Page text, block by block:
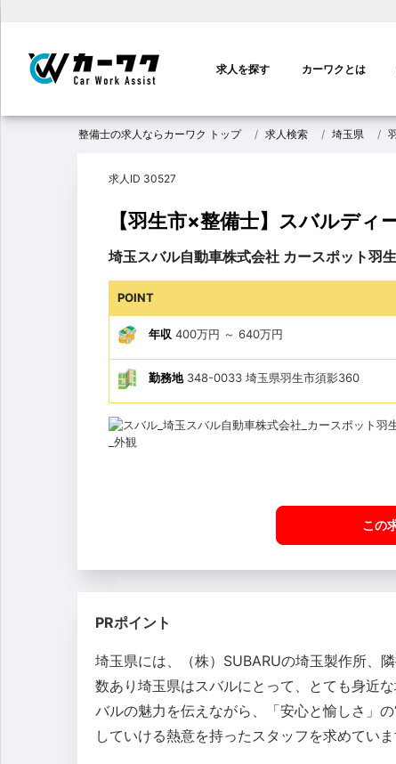
ン
ビ
ゲ
ン
求人を探す カーワクとは
整備士の求人ならカーワク トップ 求人検索 埼玉県
求人ID 30527
【羽生市×整備士】スバルデ
埼玉スバル自動車株式会社 カースポット羽生
POINT
年収 400万円 ～ 640万円
勤務地348-0033 埼玉県羽生市須影360
この
PRポイント
埼玉県には、（株）SUBARUの埼玉製作所、
数あり埼玉県はスバルにとって、とても身近
バルの魅力を伝えながら、「安心と愉しさ」
していける熱意を持ったスタッフを求めていま